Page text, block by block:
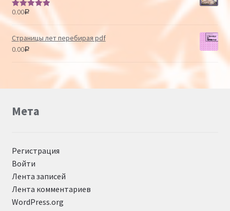
Оценка
0.00Р
Страницы лет перебирая pdf
0.00Р
Мета
Регистрация
Войти
Лента записей
Лента комментариев
WordPress.org